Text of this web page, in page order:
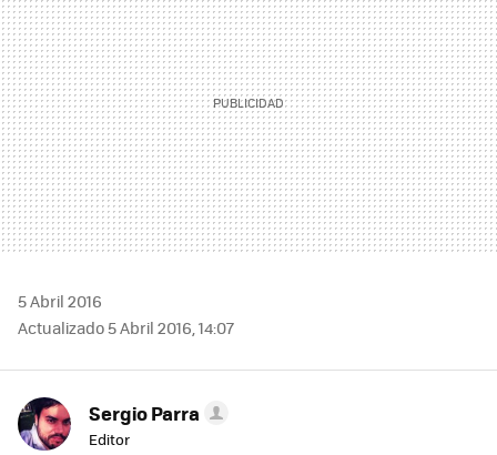
5 Abril 2016
Actualizado 5 Abril 2016, 14:07
Sergio Parra
Editor